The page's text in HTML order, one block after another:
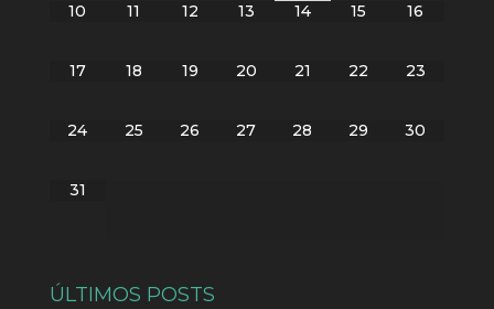
10 11 12 13 14 15 16
17 18 19 20 21 22 23
24 25 26 27 28 29 30
31
ÚLTIMOS POSTS